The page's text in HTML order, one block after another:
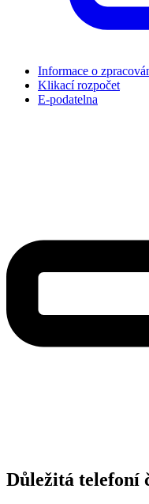
Informace o
Klikací rozpočet
E-podatelna
Důležitá telefoní